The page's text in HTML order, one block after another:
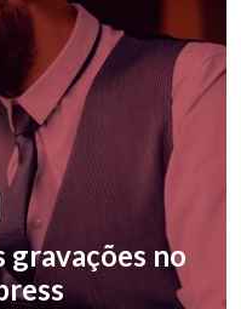
gravações no